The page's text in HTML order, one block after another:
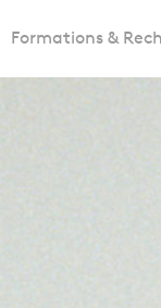
Formations &